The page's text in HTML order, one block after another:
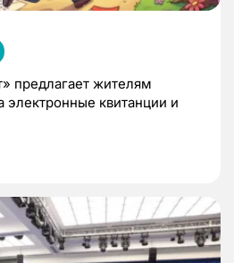
предлагает жителям
электронные квитанции и